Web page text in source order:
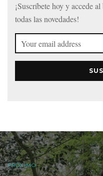
¡Suscríbete hoy y accede
todas las novedades!
PRÓXIMO